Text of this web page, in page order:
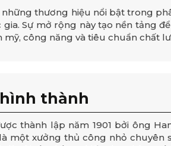
thương hiệu nổi bật trong
gia. Sự mở rộng này tạo nền tảng
mỹ, công năng và tiêu chuẩn chất
thành
thành lập năm 1901 bởi ông
một xưởng thủ công nhỏ chuyên